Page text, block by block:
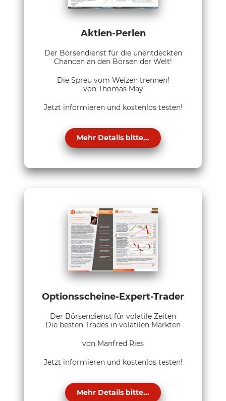
Aktien-Perlen
Der Börsendienst für die unentdeckten
Chancen an den Börsen der Welt!
Die Spreu vom Weizen trennen!
von Thomas May
Jetzt informieren und kostenlos testen!
Mehr Details bitte...
Optionsscheine-Expert-Trader
Der Börsendienst für volatile Zeiten
Die besten Trades in volatilen Märkten
von Manfred Ries
Jetzt informieren und kostenlos testen!
Mehr Details bitte...